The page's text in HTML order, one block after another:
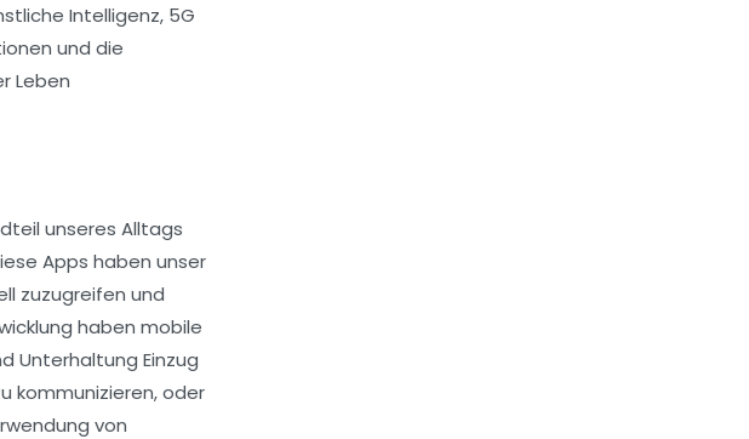
Intelligenz, 5G
und die
Leben
unseres Alltags
Apps haben unser
zuzugreifen und
haben mobile
Unterhaltung Einzug
kommunizieren, oder
von